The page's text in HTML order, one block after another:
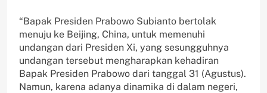
“Bapak Presiden Prabowo Subianto bertolak
menuju ke Beijing, China, untuk memenuhi
undangan dari Presiden Xi, yang sesungguhnya
undangan tersebut mengharapkan kehadiran
Bapak Presiden Prabowo dari tanggal 31 (Agustus).
Namun, karena adanya dinamika di dalam negeri,